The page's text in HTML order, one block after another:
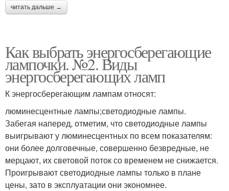
читать дальше →
Как выбрать энергосберегающие
лампочки. №2. Виды
энергосберегающих ламп
К энергосберегающим лампам относят:
люминесцентные лампы;светодиодные лампы.
Забегая наперед, отметим, что светодиодные лампы
выигрывают у люминесцентных по всем показателям:
они более долговечные, совершенно безвредные, не
мерцают, их световой поток со временем не снижается.
Проигрывают светодиодные лампы только в плане
цены, зато в эксплуатации они экономнее.